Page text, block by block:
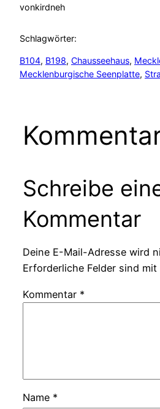
vonkirdneh
Schlagwörter:
B104, B198, Chausseehaus,
Mecklenburgische Seenplatte,
Schreibe
Kommentar
Deine E-Mail-Adresse wird
Erforderliche Felder sind mit
Kommentar *
Name *